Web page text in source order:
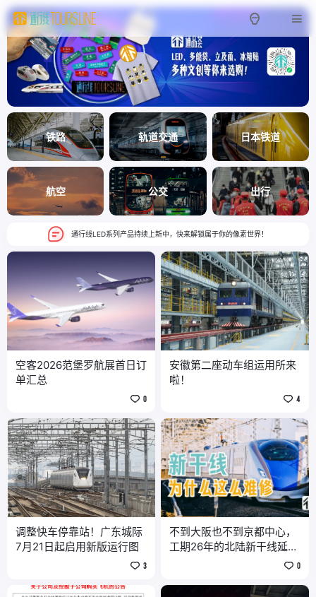
铁路 轨道交通 日本铁道
航空 公交 出行
通行线LED系列产品持续上新中，快来解锁属于你的像素世界！
空客2026范堡罗航展首日订
单汇总
0
安徽第二座动车组运用所来
啦！
4
调整快车停靠站！广东城际
7月21日起启用新版运行图
3
不到大阪也不到京都中心，
工期26年的北陆新干线延伸
0